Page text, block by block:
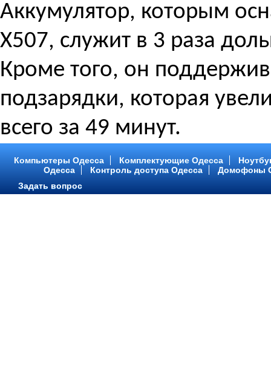
Аккумулятор, которым
X507, служит в 3 раза
Кроме того, он
подзарядки, которая
всего за 49 минут.
Компьютеры Одесса Комплектующие Одесса
Одесса
Контроль доступа Одесса
Домофоны
Задать вопрос